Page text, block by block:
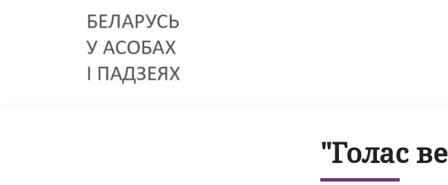
"Голас